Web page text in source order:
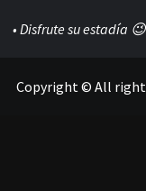
• Disfrute su estadía 😉
Copyright © All